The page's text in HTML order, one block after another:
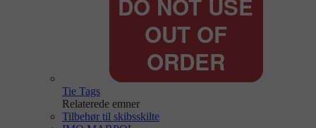
Tie Tags
Relaterede emner
Tilbehør til skibsskilte